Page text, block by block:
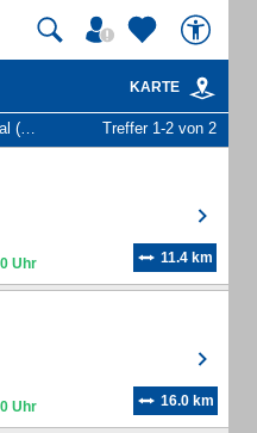
KARTE
Treffer 1-2 von 2
Uhr
11.4 km
Uhr
16.0 km